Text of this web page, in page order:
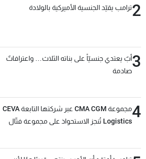
2ترامب يقيّد الجنسية الأميركية بالولادة
3أبٌ يعتدي جنسيّاً على بناته الثلاث… واعترافاتٌ
صادمة
4
مجموعة CMA CGM عبر شركتها التابعة CEVA
Logistics تُنجز الاستحواذ على مجموعة فتّال